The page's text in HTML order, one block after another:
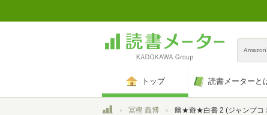
トップ 読書メーターと
トップ冨樫 義博 幽★遊★白書 2 (ジャンプコ